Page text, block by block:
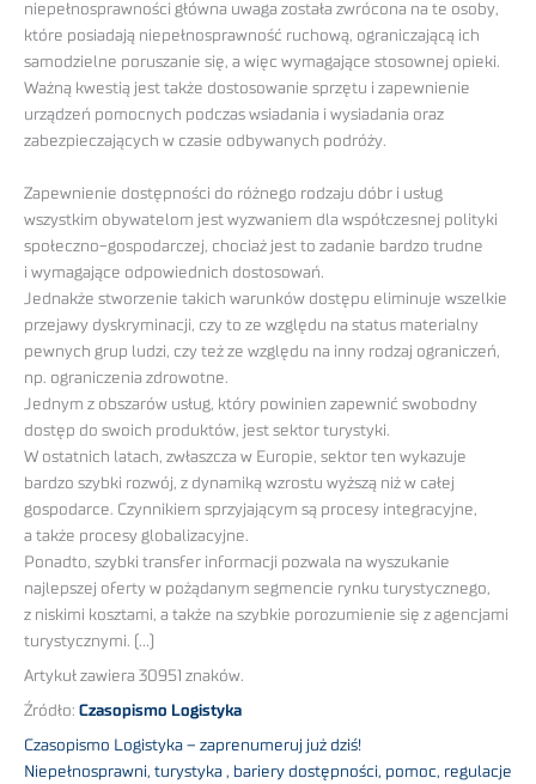
niepełnosprawności główna uwaga została zwrócona na te osoby,
które posiadają niepełnosprawność ruchową, ograniczającą ich
samodzielne poruszanie się, a więc wymagające stosownej opieki.
Ważną kwestią jest także dostosowanie sprzętu i zapewnienie
urządzeń pomocnych podczas wsiadania i wysiadania oraz
zabezpieczających w czasie odbywanych podróży.
Zapewnienie dostępności do różnego rodzaju dóbr i usług
wszystkim obywatelom jest wyzwaniem dla współczesnej polityki
społeczno-gospodarczej, chociaż jest to zadanie bardzo trudne
i wymagające odpowiednich dostosowań.
Jednakże stworzenie takich warunków dostępu eliminuje wszelkie
przejawy dyskryminacji, czy to ze względu na status materialny
pewnych grup ludzi, czy też ze względu na inny rodzaj ograniczeń,
np. ograniczenia zdrowotne.
Jednym z obszarów usług, który powinien zapewnić swobodny
dostęp do swoich produktów, jest sektor turystyki.
W ostatnich latach, zwłaszcza w Europie, sektor ten wykazuje
bardzo szybki rozwój, z dynamiką wzrostu wyższą niż w całej
gospodarce. Czynnikiem sprzyjającym są procesy integracyjne,
a także procesy globalizacyjne.
Ponadto, szybki transfer informacji pozwala na wyszukanie
najlepszej oferty w pożądanym segmencie rynku turystycznego,
z niskimi kosztami, a także na szybkie porozumienie się z agencjami
turystycznymi. (…)
Artykuł zawiera 30951 znaków.
Źródło: Czasopismo Logistyka
Czasopismo Logistyka – zaprenumeruj już dziś!
Niepełnosprawni, turystyka , bariery dostępności, pomoc, regulacje